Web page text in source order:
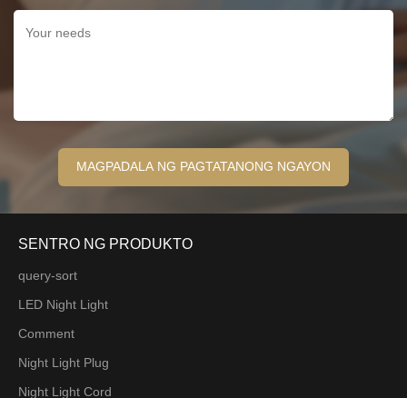
SENTRO NG PRODUKTO
query-sort
LED Night Light
Comment
Night Light Plug
Night Light Cord